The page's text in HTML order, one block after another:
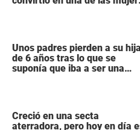
Unos padres pierden a su hija
de 6 años tras lo que se
suponía que iba a ser una
Creció en una secta
aterradora, pero hoy en día